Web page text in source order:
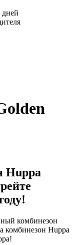
дней
Huppa
комбинезон
комбинезон Huppa